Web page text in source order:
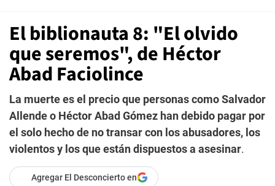
El biblionauta 8: "El olvido
que seremos", de Héctor
Abad Faciolince
La muerte es el precio que personas como Salvador
Allende o Héctor Abad Gómez han debido pagar por
el solo hecho de no transar con los abusadores, los
violentos y los que están dispuestos a asesinar.
Agregar El Desconcierto en